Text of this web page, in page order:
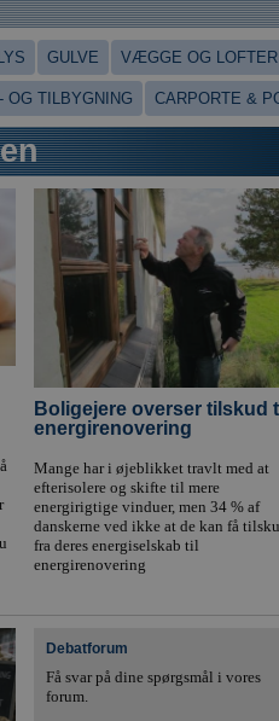
GULVE VÆGGE OG LOFTER
OG TILBYGNING CARPORTE &
Boligejere overser tilskud
energirenovering
Mange har i øjeblikket travlt med at
efterisolere og skifte til mere
energirigtige vinduer, men 34 % af
danskerne ved ikke at de kan få
fra deres energiselskab til
energirenovering
Debatforum
Få svar på dine spørgsmål i vores
forum.